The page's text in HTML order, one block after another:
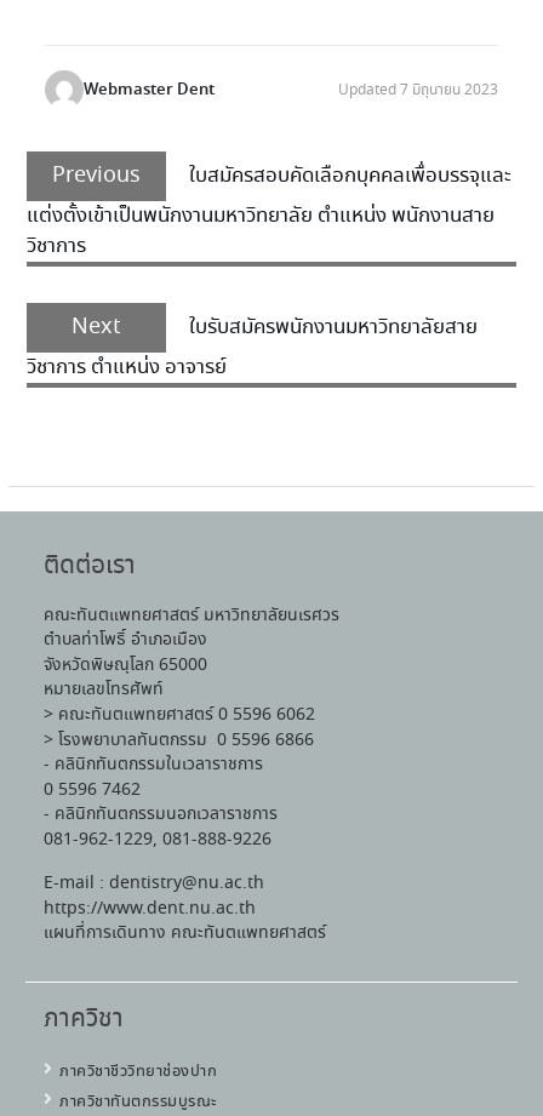
Webmaster Dent Updated 7 มิถุนายน 2023
Previous
ใบสมัครสอบคัดเลือกบุคคลเพื่อบรรจุและ
แต่งตั้งเข้าเป็นพนักงานมหาวิทยาลัย ตำแหน่ง พนักงานสาย
วิชาการ
Next
ใบรับสมัครพนักงานมหาวิทยาลัยสาย
วิชาการ ตำแหน่ง อาจารย์
ติดต่อเรา
คณะทันตแพทยศาสตร์ มหาวิทยาลัยนเรศวร
ตำบลท่าโพธิ์ อำเภอเมือง
จังหวัดพิษณุโลก 65000
หมายเลขโทรศัพท์
> คณะทันตแพทยศาสตร์ 0 5596 6062
> โรงพยาบาลทันตกรรม 0 5596 6866
- คลินิกทันตกรรมในเวลาราชการ
0 5596 7462
- คลินิกทันตกรรมนอกเวลาราชการ
081-962-1229, 081-888-9226
E-mail : dentistry@nu.ac.th
https://www.dent.nu.ac.th
แผนที่การเดินทาง คณะทันตแพทยศาสตร์
ภาควิชา
ภาควิชาชีววิทยาช่องปาก
ภาควิชาทันตกรรมบูรณะ